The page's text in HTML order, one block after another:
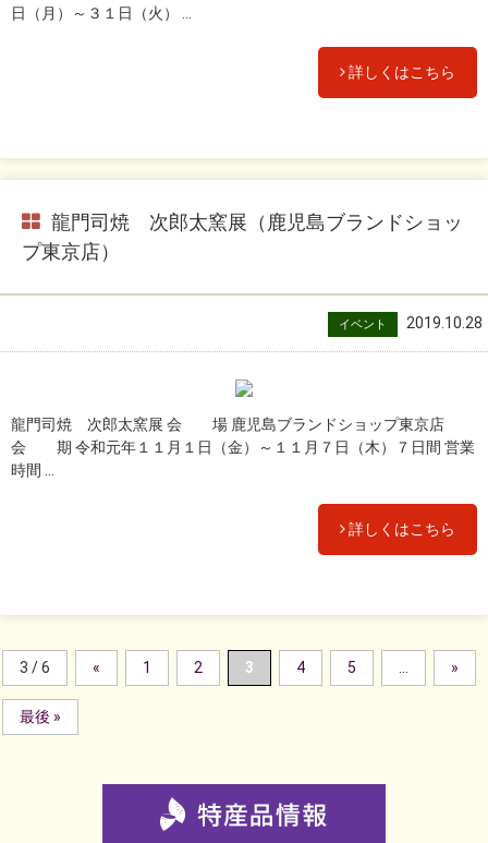
日（月）～３１日（火） ...
詳しくはこちら
龍門司焼 次郎太窯展（鹿児島ブランドショッ
プ東京店）
イベント 2019.10.28
龍門司焼 次郎太窯展 会 場 鹿児島ブランドショップ東京店
会 期 令和元年１１月１日（金）～１１月７日（木）７日間 営業
時間 ...
詳しくはこちら
3 / 6 « 1 2 3 4 5 ... »
最後 »